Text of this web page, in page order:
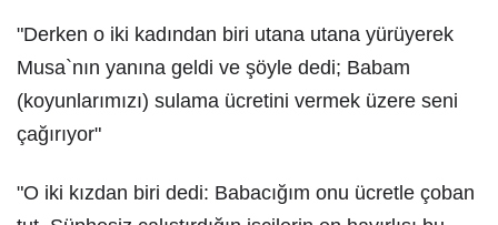
"Derken o iki kadından biri utana utana yürüyerek
Musa`nın yanına geldi ve şöyle dedi; Babam
(koyunlarımızı) sulama ücretini vermek üzere seni
çağırıyor"
"O iki kızdan biri dedi: Babacığım onu ücretle çoban